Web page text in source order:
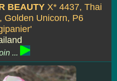
BEAUTY X* 4437, Thai
Golden Unicorn, P6
...